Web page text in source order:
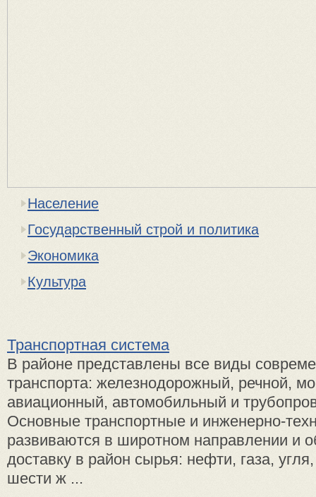
Население
Государственный строй и политика
Экономика
Культура
Транспортная система
В районе представлены все виды
транспорта: железнодорожный, речной,
авиационный, автомобильный и
Основные транспортные и инженерно-
развиваются в широтном направлении и
доставку в район сырья: нефти, газа,
шести ж ...